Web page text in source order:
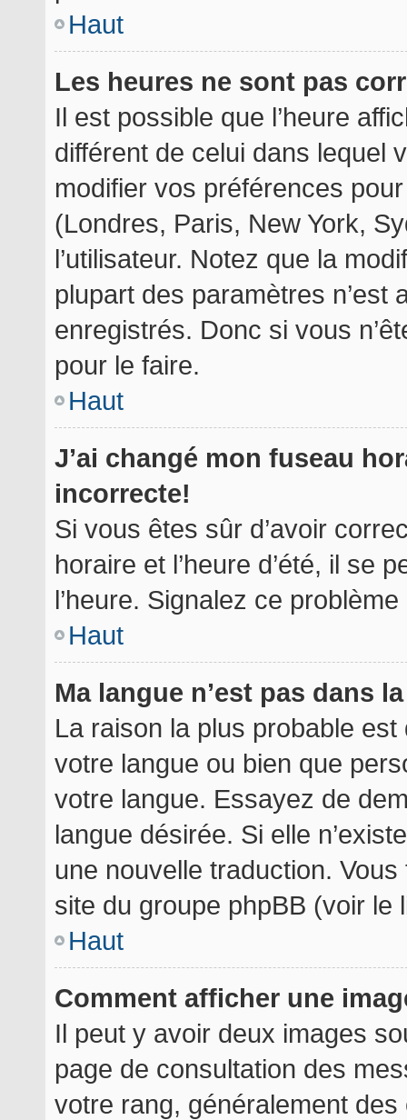
Haut
Les heures ne sont pas
Il est possible que l’heure
différent de celui dans lequel
modifier vos préférences
(Londres, Paris, New York,
l’utilisateur. Notez que la
plupart des paramètres n’est
enregistrés. Donc si vous
pour le faire.
Haut
J’ai changé mon fuseau
incorrecte!
Si vous êtes sûr d’avoir
horaire et l’heure d’été, il se
l’heure. Signalez ce problème
Haut
Ma langue n’est pas dans
La raison la plus probable est
votre langue ou bien que
votre langue. Essayez de
langue désirée. Si elle
une nouvelle traduction.
site du groupe phpBB (voir le
Haut
Comment afficher une
Il peut y avoir deux images
page de consultation des
votre rang, généralement